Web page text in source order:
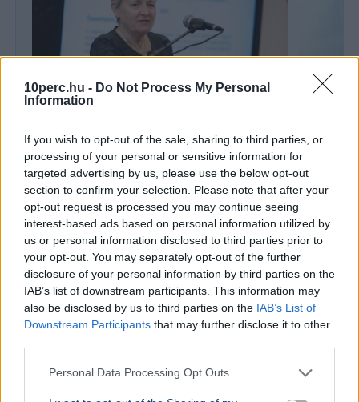
10perc.hu - Do Not Process My Personal
Information
If you wish to opt-out of the sale, sharing to third parties, or
processing of your personal or sensitive information for
targeted advertising by us, please use the below opt-out
section to confirm your selection. Please note that after your
opt-out request is processed you may continue seeing
interest-based ads based on personal information utilized by
us or personal information disclosed to third parties prior to
your opt-out. You may separately opt-out of the further
disclosure of your personal information by third parties on the
IAB’s list of downstream participants. This information may
also be disclosed by us to third parties on the IAB’s List of
Downstream Participants that may further disclose it to other
Personal Data Processing Opt Outs
BELFÖLD
Évek kritikái után most tényleg átalakul
a magyar érettségi
Lannert Judit oktatási miniszter szerint megújul a
magyar nyelv és irodalom érettségi, a végleges
szabályozás ősszel kerülhet nyilvánosságra.
BELFÖLD
Lannert
években
ki, ennek
Ajánljuk még
BELFÖLD 2026. augusztus 7.
mindig csak a kapacitás töredékén termel